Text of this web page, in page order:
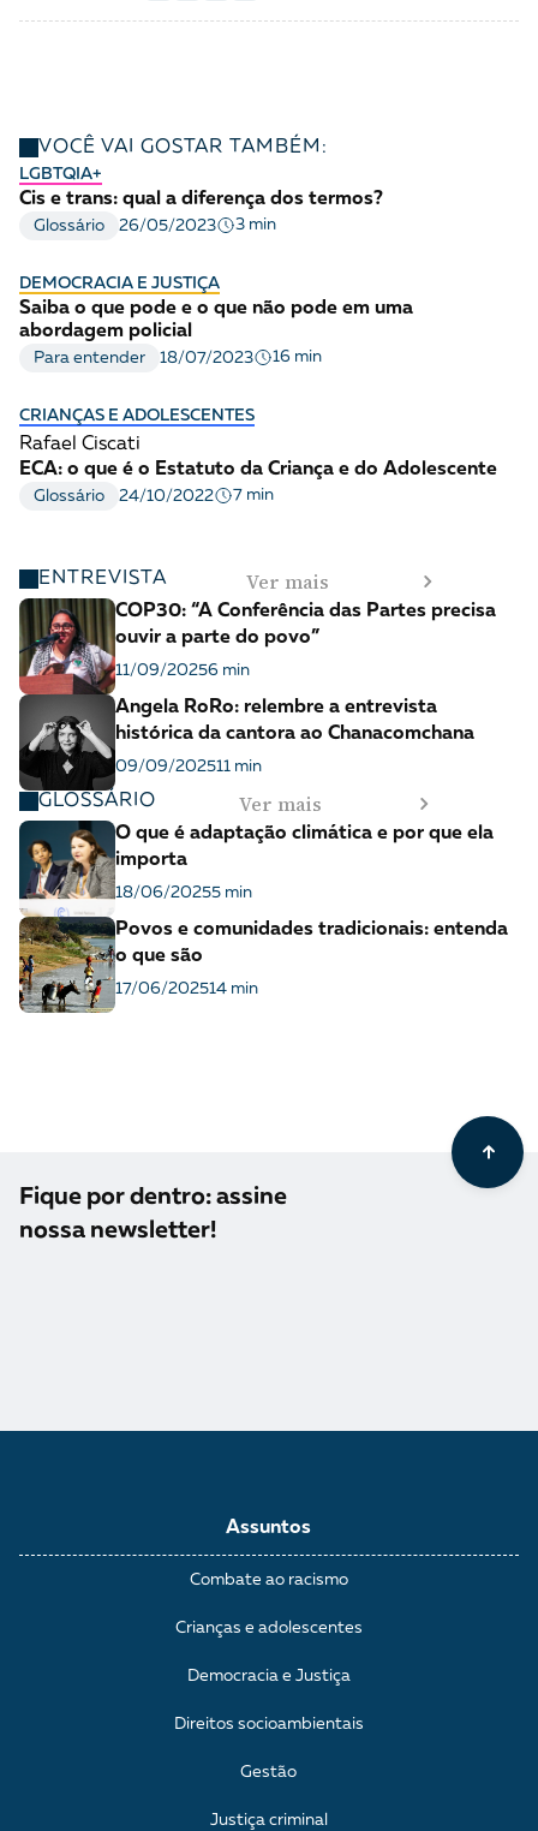
VOCÊ VAI GOSTAR TAMBÉM:
LGBTQIA+
Cis e trans: qual a diferença dos termos?
Glossário 26/05/2023 3 min
DEMOCRACIA E JUSTIÇA
Saiba o que pode e o que não pode em uma
abordagem policial
Para entender 18/07/2023 16 min
CRIANÇAS E ADOLESCENTES
Rafael Ciscati
ECA: o que é o Estatuto da Criança e do Adolescente
Glossário 24/10/2022 7 min
ENTREVISTA Ver mais
COP30: “A Conferência das Partes precisa
ouvir a parte do povo”
11/09/20256 min
Angela RoRo: relembre a entrevista
histórica da cantora ao Chanacomchana
09/09/202511 min
GLOSSÁRIO Ver mais
O que é adaptação climática e por que ela
importa
18/06/20255 min
Povos e comunidades tradicionais: entenda
o que são
17/06/202514 min
Fique por dentro: assine
nossa newsletter!
Assuntos
Combate ao racismo
Crianças e adolescentes
Democracia e Justiça
Direitos socioambientais
Gestão
Justiça criminal